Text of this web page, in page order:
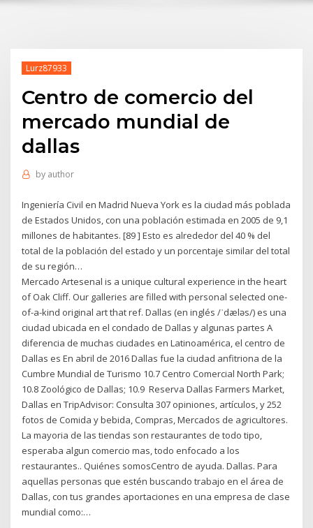
Lurz87933
Centro de comercio del
mercado mundial de
dallas
by author
Ingeniería Civil en Madrid Nueva York es la ciudad más poblada
de Estados Unidos, con una población estimada en 2005 de 9,1
millones de habitantes. [89 ] Esto es alrededor del 40 % del
total de la población del estado y un porcentaje similar del total
de su región…
Mercado Artesenal is a unique cultural experience in the heart
of Oak Cliff. Our galleries are filled with personal selected one-
of-a-kind original art that ref. Dallas (en inglés /ˈdæləs/) es una
ciudad ubicada en el condado de Dallas y algunas partes A
diferencia de muchas ciudades en Latinoamérica, el centro de
Dallas es En abril de 2016 Dallas fue la ciudad anfitriona de la
Cumbre Mundial de Turismo 10.7 Centro Comercial North Park;
10.8 Zoológico de Dallas; 10.9 Reserva Dallas Farmers Market,
Dallas en TripAdvisor: Consulta 307 opiniones, artículos, y 252
fotos de Comida y bebida, Compras, Mercados de agricultores.
La mayoria de las tiendas son restaurantes de todo tipo,
esperaba algun comercio mas, todo enfocado a los
restaurantes.. Quiénes somosCentro de ayuda. Dallas. Para
aquellas personas que estén buscando trabajo en el área de
Dallas, con tus grandes aportaciones en una empresa de clase
mundial como:…